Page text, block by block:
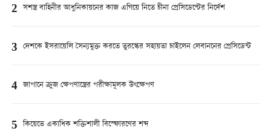
2 সশস্ত্র বাহিনীর আধুনিকায়নের কাজ এগিয়ে নিতে চীনা প্রেসিডেন্টের নির্দেশ
3 দেশকে ইসরায়েলি সৈন্যমুক্ত করতে তুরস্কের সহায়তা চাইলেন লেবাননের প্রেসিডেন্ট
4 জাপানে ক্রুজ ক্ষেপণাস্ত্রের পরীক্ষামূলক উৎক্ষেপণ
5 কিয়েভে একাধিক শক্তিশালী বিস্ফোরণের শব্দ